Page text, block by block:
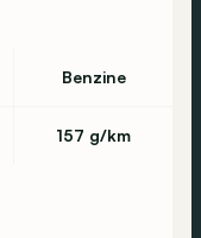
Benzine
157 g/km